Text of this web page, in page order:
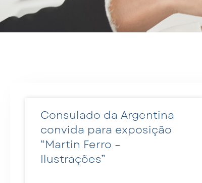
Consulado da Argentina
convida para exposição
“Martin Ferro –
Ilustrações”